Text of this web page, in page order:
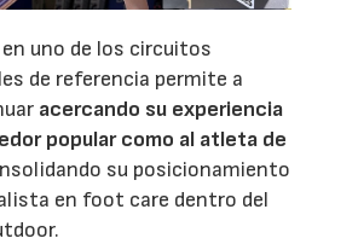
uno de los circuitos
de referencia permite a
acercando su experiencia
popular como al atleta de
su posicionamiento
en foot care dentro del